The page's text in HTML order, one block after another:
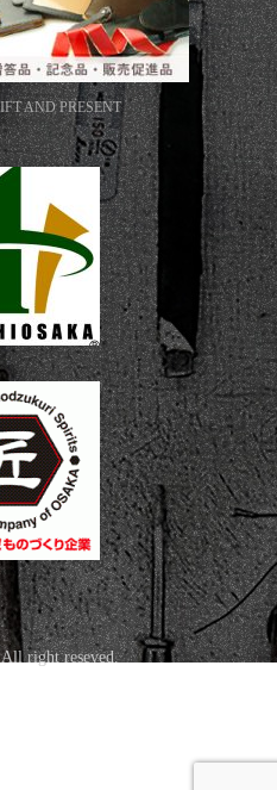
AND PRESENT
right reseved.